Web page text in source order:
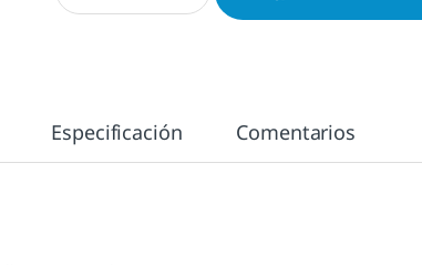
Especificación Comentarios